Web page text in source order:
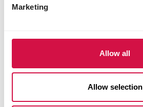
Marketing
Allow all
Allow selection